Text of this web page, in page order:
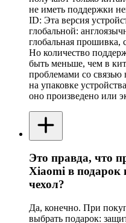
не иметь поддержки
ID: Эта версия
глобальной:
глобальная прошивка,
Но количество
быть меньше, чем в
проблемами со связью
на упаковке
оно произведено или
Это правда, что
Xiaomi в подарок
чехол?
Да, конечно. При
выбрать подарок: